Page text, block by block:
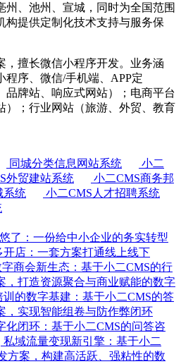
州、池州、宣城，同时为全国范围
构提供定制化技术支持与服务保
，擅长微信小程序开发。业务涵
程序、微信/手机端、APP定
品牌站、响应式网站）；电商平台
）；行业网站（旅游、外贸、教育
同城分类信息网站系统
小二
外贸建站系统
小二CMS商务邦
系统
小二CMS人才招聘系统
了：一份给中小企业的务实转型
店：一套方案打通线上线下
商会新生态：基于小二CMS的行
，打造资源聚合与商业赋能的数字
的数字基建：基于小二CMS的答
，实现智能组卷与防作弊闭环
化闭环：基于小二CMS的问答咨
私域流量变现新引擎：基于小二
方案，构建高活跃、强粘性的数